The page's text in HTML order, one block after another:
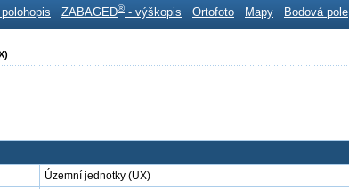
ZABAGED® - výškopis Ortofoto Mapy Bodová pole
Územní jednotky (UX)